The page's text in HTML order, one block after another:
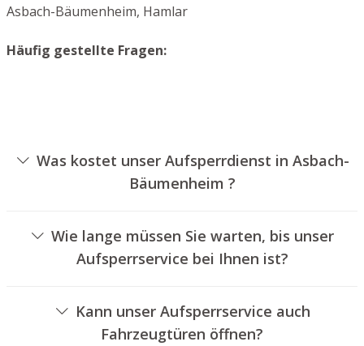
Asbach-Bäumenheim, Hamlar
Häufig gestellte Fragen:
Was kostet unser Aufsperrdienst in Asbach-
Bäumenheim ?
verschiedenen Faktoren ab, wie zum Beispiel der
Ausführung des Zylinders, der Dauer der Arbeiten und
eventuell anfallenden Kilometerpauschalen. Wir bieten
Preisangebote an.
Wie lange müssen Sie warten, bis unser
Aufsperrservice bei Ihnen ist?
normalerweise innerhalb von einer halben Stunde vor
Ort. Die reelle Wartezeit hängt von der Entfernung des
Einsatzortes zu unserem Unternehmen und den
Kann unser Aufsperrservice auch
Fahrzeugtüren öffnen?